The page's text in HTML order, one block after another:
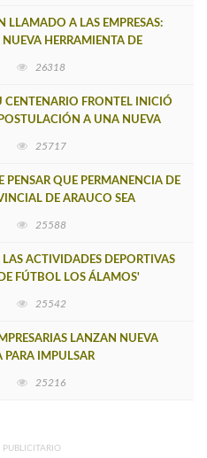
LLAMADO A LAS EMPRESAS:
HERRAMIENTA DE
26318
CENTENARIO FRONTEL INICIÓ
A UNA NUEVA
25717
PENSAR QUE PERMANENCIA DE
DE ARAUCO SEA
25588
LAS ACTIVIDADES DEPORTIVAS
FÚTBOL LOS ÁLAMOS'
25542
LANZAN NUEVA
IMPULSAR
25216